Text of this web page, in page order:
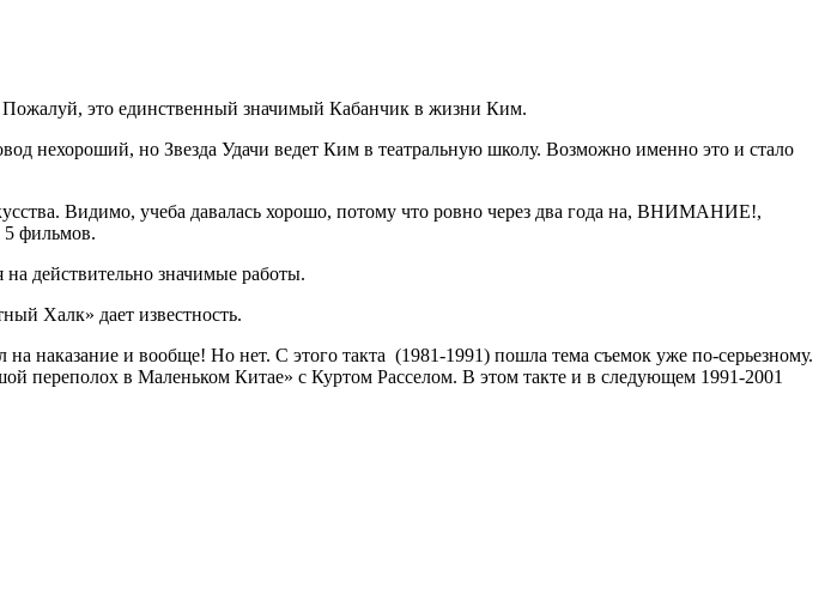
Пожалуй, это единственный значимый Кабанчик в жизни Ким.
нехороший, но Звезда Удачи ведет Ким в театральную школу. Возможно именно это и стало
Видимо, учеба давалась хорошо, потому что ровно через два года на, ВНИМАНИЕ!,
5 фильмов.
действительно значимые работы.
Халк» дает известность.
наказание и вообще! Но нет. С этого такта (1981-1991) пошла тема съемок уже по-серьезному.
в Маленьком Китае» с Куртом Расселом. В этом такте и в следующем 1991-2001